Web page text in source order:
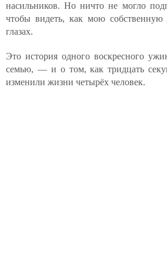
насильников. Но ничто не могло
чтобы видеть, как мою
глазах.
Это история одного воскресного
семью, — и о том, как тридцать
изменили жизни четырёх человек.